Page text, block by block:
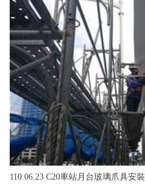
110.06.23 C20車站月台玻璃爪具安裝